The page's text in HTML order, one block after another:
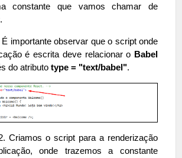
constante que vamos chamar de
.
É importante observar que o script onde
é escrita deve relacionar o Babel
do atributo type = "text/babel".
Criamos o script para a renderização
onde trazemos a constante